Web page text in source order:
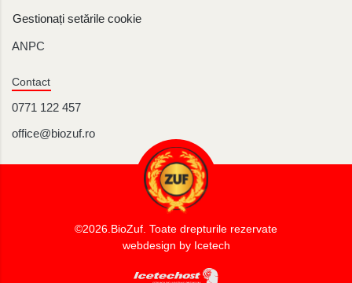
Gestionați setările cookie
ANPC
Contact
0771 122 457
office@biozuf.ro
©2026.BioZuf. Toate drepturile rezervate
webdesign by Icetech